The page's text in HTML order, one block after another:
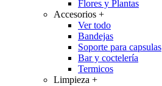
Flores y Plantas
Accesorios +
Ver todo
Bandejas
Soporte para capsulas
Bar y coctelería
Termicos
Limpieza +